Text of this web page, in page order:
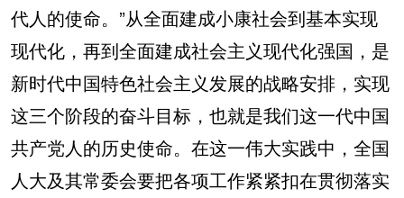
代人的使命。”从全面建成小康社会到基本实现
现代化，再到全面建成社会主义现代化强国，是
新时代中国特色社会主义发展的战略安排，实现
这三个阶段的奋斗目标，也就是我们这一代中国
共产党人的历史使命。在这一伟大实践中，全国
人大及其常委会要把各项工作紧紧扣在贯彻落实